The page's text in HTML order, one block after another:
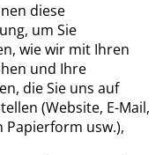
diese
um Sie
wie wir mit Ihren
und Ihre
die Sie uns auf
(Website, E-Mail,
Papierform usw.),